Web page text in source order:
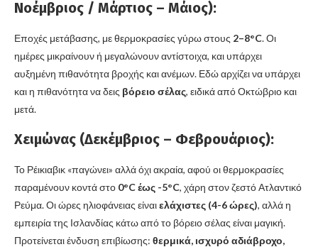
Νοέμβριος / Μάρτιος – Μάιος):
Εποχές μετάβασης, με θερμοκρασίες γύρω στους 2–8°C. Οι
ημέρες μικραίνουν ή μεγαλώνουν αντίστοιχα, και υπάρχει
αυξημένη πιθανότητα βροχής και ανέμων. Εδώ αρχίζει να υπάρχει
και η πιθανότητα να δεις βόρειο σέλας, ειδικά από Οκτώβριο και
μετά.
Χειμώνας (Δεκέμβριος – Φεβρουάριος):
Το Ρέικιαβικ «παγώνει» αλλά όχι ακραία, αφού οι θερμοκρασίες
παραμένουν κοντά στο 0°C έως -5°C, χάρη στον ζεστό Ατλαντικό
Ρεύμα. Οι ώρες ηλιοφάνειας είναιελάχιστες (4-6 ώρες), αλλά η
εμπειρία της Ισλανδίας κάτω από το βόρειο σέλας είναι μαγική.
Προτείνεται ένδυση επιβίωσης: θερμικά, ισχυρό αδιάβροχο,